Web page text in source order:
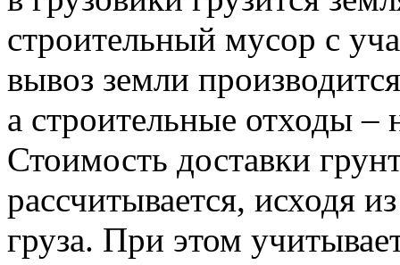
строительный мусор с
вывоз земли
а строительные отходы –
Стоимость доставки
рассчитывается, исходя
груза. При этом